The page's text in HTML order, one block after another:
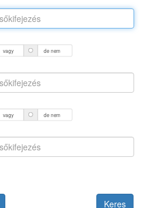
vagy de nem
vagy de nem